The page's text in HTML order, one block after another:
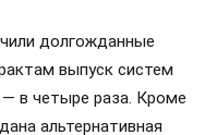
долгожданные
выпуск систем
в четыре раза. Кроме
альтернативная